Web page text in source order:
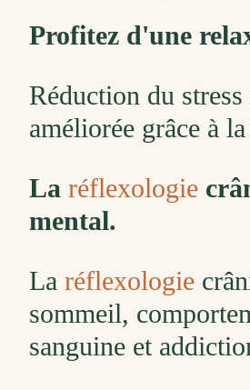
Profitez d'une
Réduction du
améliorée grâce à la
La réflexologie
mental.
La réflexologie
sommeil,
sanguine et